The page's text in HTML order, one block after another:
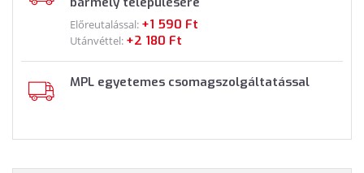
Előreutalással: +1 590 Ft
Utánvéttel: +2 180 Ft
MPL egyetemes csomagszolgáltatással